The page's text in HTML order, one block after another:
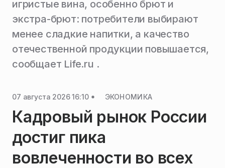
игристые вина, особенно брют и
экстра-брют: потребители выбирают
менее сладкие напитки, а качество
отечественной продукции повышается,
сообщает Life.ru .
07 августа 2026 16:10 ЭКОНОМИКА
Кадровый рынок России
достиг пика
вовлеченности во всех